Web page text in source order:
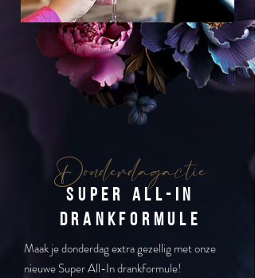
Donderdagactie
Super all-in
drankformule
Maak je donderdag extra gezellig met onze
nieuwe Super All-In drankformule!